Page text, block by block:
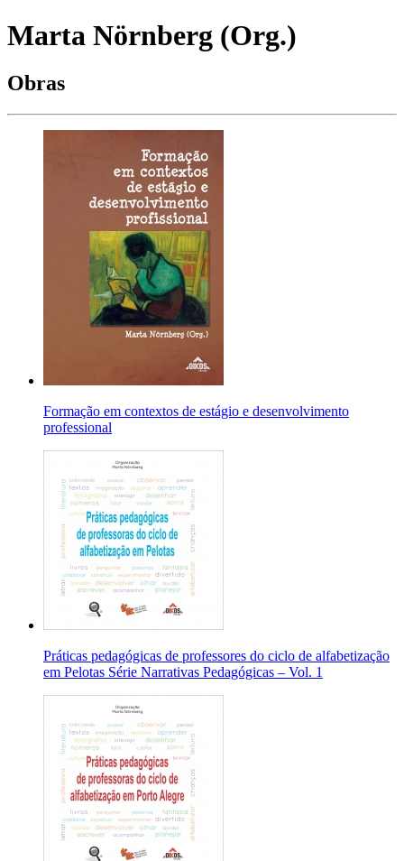
Marta Nörnberg (Org.)
Obras
Formação em contextos de estágio e desenvolvimento
professional
Práticas pedagógicas de professores do ciclo de alfabetização
em Pelotas Série Narrativas Pedagógicas – Vol. 1